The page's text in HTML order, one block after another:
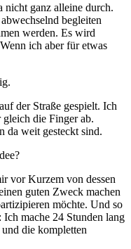
nicht ganz alleine durch.
begleiten
werden. Es wird
ich aber für etwas
der Straße gespielt. Ich
die Finger ab.
da weit gesteckt sind.
vor Kurzem von dessen
guten Zweck machen
möchte. Und so
Ich mache 24 Stunden lang
die kompletten